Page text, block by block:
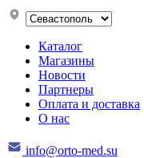
Каталог
Магазины
Новости
Партнеры
Оплата и доставка
О нас
info@orto-med.su